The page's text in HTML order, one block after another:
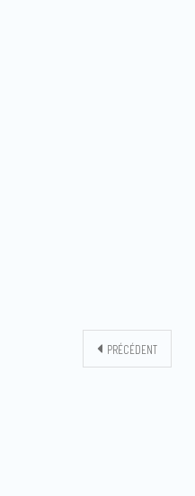
PRÉCÉDENT